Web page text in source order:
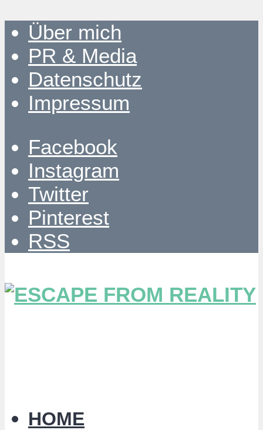
Über mich
PR & Media
Datenschutz
Impressum
Facebook
Instagram
Twitter
Pinterest
RSS
HOME